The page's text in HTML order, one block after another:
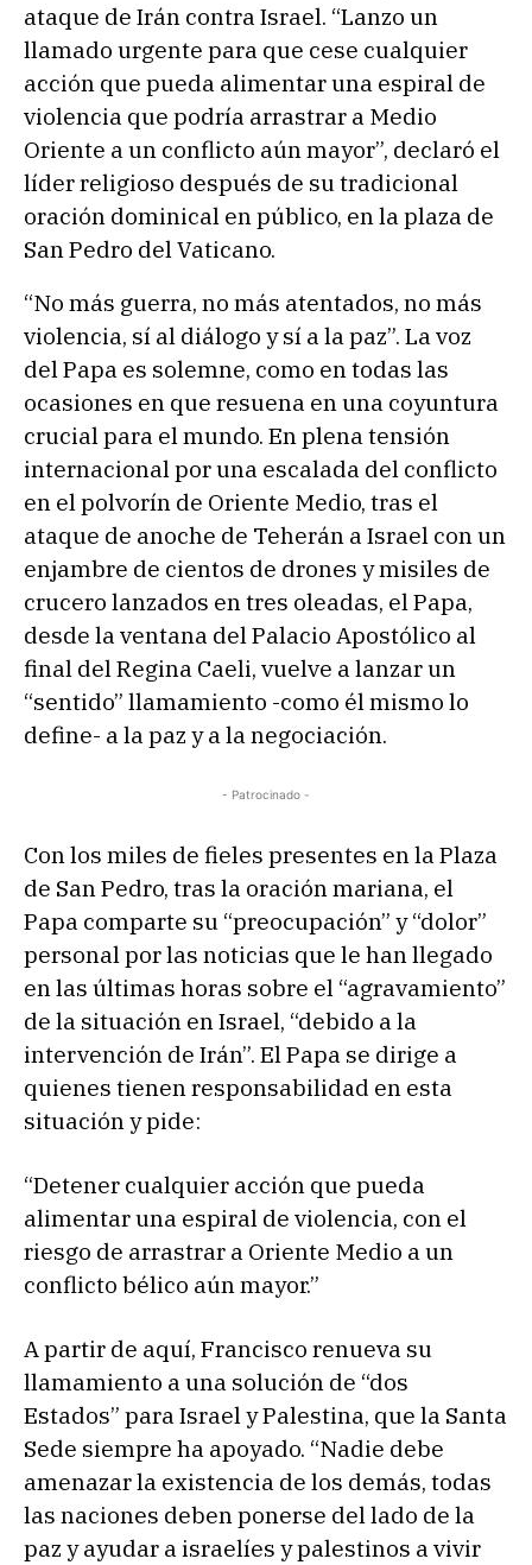
ataque de Irán contra Israel. “Lanzo un
llamado urgente para que cese cualquier
acción que pueda alimentar una espiral de
violencia que podría arrastrar a Medio
Oriente a un conflicto aún mayor”, declaró el
líder religioso después de su tradicional
oración dominical en público, en la plaza de
San Pedro del Vaticano.
“No más guerra, no más atentados, no más
violencia, sí al diálogo y sí a la paz”. La voz
del Papa es solemne, como en todas las
ocasiones en que resuena en una coyuntura
crucial para el mundo. En plena tensión
internacional por una escalada del conflicto
en el polvorín de Oriente Medio, tras el
ataque de anoche de Teherán a Israel con un
enjambre de cientos de drones y misiles de
crucero lanzados en tres oleadas, el Papa,
desde la ventana del Palacio Apostólico al
final del Regina Caeli, vuelve a lanzar un
“sentido” llamamiento -como él mismo lo
define- a la paz y a la negociación.
- Patrocinado -
Con los miles de fieles presentes en la Plaza
de San Pedro, tras la oración mariana, el
Papa comparte su “preocupación” y “dolor”
personal por las noticias que le han llegado
en las últimas horas sobre el “agravamiento”
de la situación en Israel, “debido a la
intervención de Irán”. El Papa se dirige a
quienes tienen responsabilidad en esta
situación y pide:
“Detener cualquier acción que pueda
alimentar una espiral de violencia, con el
riesgo de arrastrar a Oriente Medio a un
conflicto bélico aún mayor.”
A partir de aquí, Francisco renueva su
llamamiento a una solución de “dos
Estados” para Israel y Palestina, que la Santa
Sede siempre ha apoyado. “Nadie debe
amenazar la existencia de los demás, todas
las naciones deben ponerse del lado de la
paz y ayudar a israelíes y palestinos a vivir